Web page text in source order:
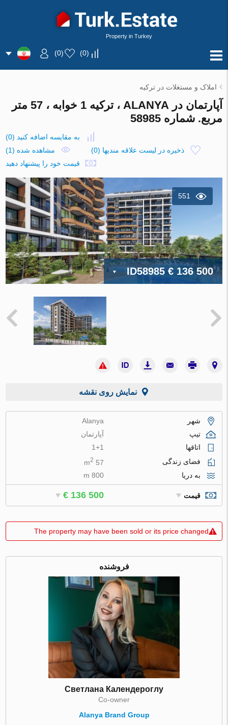
Property in Turkey
(
0
)
(
0
)
املاک و مستغلات در ترکیه
آپارتمان در ALANYA ، ترکیه 1 خوابه ، 57 متر
مربع. شماره 58985
به مقایسه اضافه کنید (
0
)
ذخیره در لیست علاقه مندیها (
0
)
مشاهده شده (1)
قیمت خود را پیشنهاد دهید
551
ID58985€ 136 500
نمایش روی نقشه
شهر
Alanya
تیپ
آپارتمان
اتاقها
1+1
فضای زندگی
57 m
2
به دریا 800 m
قیمت € 136 500
The property may have been sold or its price changed
فروشنده
Светлана Календероглу
Co-owner
Alanya Brand Group